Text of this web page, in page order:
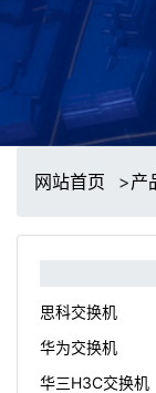
网站首页 >产
思科交换机
华为交换机
华三H3C交换机